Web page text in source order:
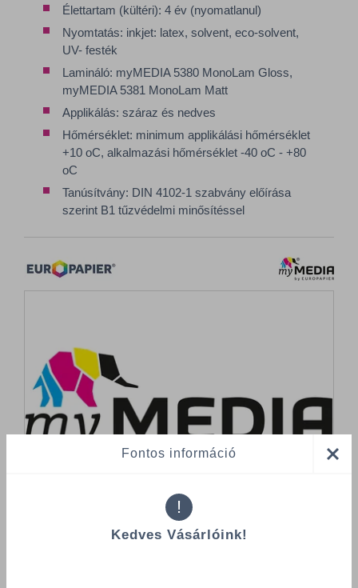
Élettartam (kültéri): 4 év (nyomatlanul)
Nyomtatás: inkjet: latex, solvent, eco-solvent,
UV- festék
Lamináló: myMEDIA 5380 MonoLam Gloss,
myMEDIA 5381 MonoLam Matt
Applikálás: száraz és nedves
Hőmérséklet: minimum applikálási hőmérséklet
+10 oC, alkalmazási hőmérséklet -40 oC - +80
oC
Tanúsítvány: DIN 4102-1 szabvány előírása
szerint B1 tűzvédelmi minősítéssel
Fontos információ
!
Kedves Vásárlóink!